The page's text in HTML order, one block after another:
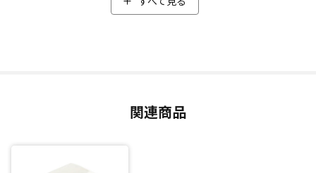
健康的な生活を続けるには下半身の筋肉がとても大切。特に
させた状態」と比べ、筋活動量が約342％も増加したというデ
1回たった3分でトレーニングできるため、忙しい方や運動が
苦手な方でも手軽に続けられます。
関連商品